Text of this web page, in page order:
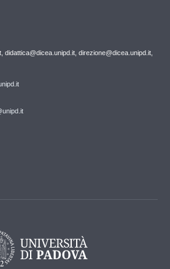
didattica@dicea.unipd.it, direzione@dicea.unipd.it,